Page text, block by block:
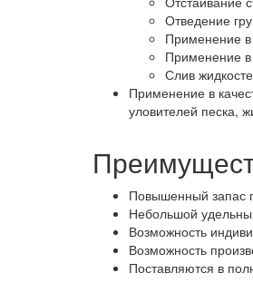
Отведение
Применение в
Применение в
Слив
Применение в
уловителей песка,
Повышенный запас
Небольшой
Возможность
Возможность
Поставляются в